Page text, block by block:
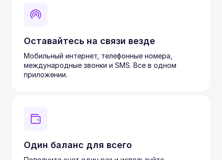
Оставайтесь на связи везде
Мобильный интернет, телефонные номера,
международные звонки и SMS. Все в одном
приложении.
Один баланс для всего